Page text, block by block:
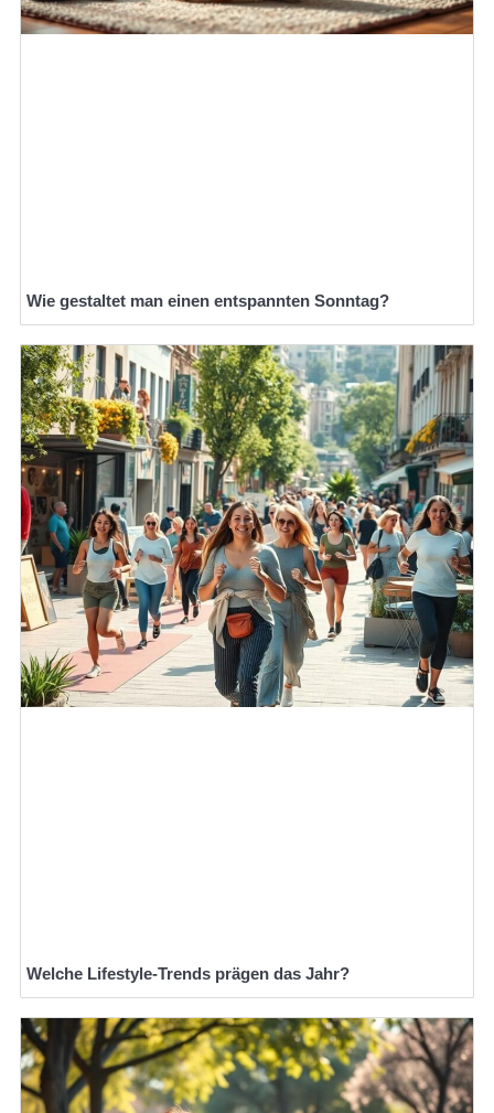
Wie gestaltet man einen entspannten Sonntag?
Welche Lifestyle-Trends prägen das Jahr?